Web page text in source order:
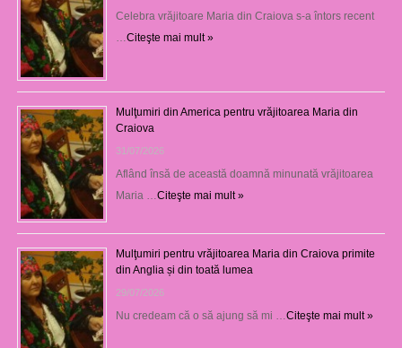
Celebra vrăjitoare Maria din Craiova s-a întors recent
Citeşte mai mult »
Mulţumiri din America pentru vrăjitoarea Maria din
Craiova
31/07/2026
Aflând însă de această doamnă minunată vrăjitoarea
Maria … Citeşte mai mult »
Mulţumiri pentru vrăjitoarea Maria din Craiova primite
din Anglia și din toată lumea
29/07/2026
Nu credeam că o să ajung să mi … Citeşte mai mult »